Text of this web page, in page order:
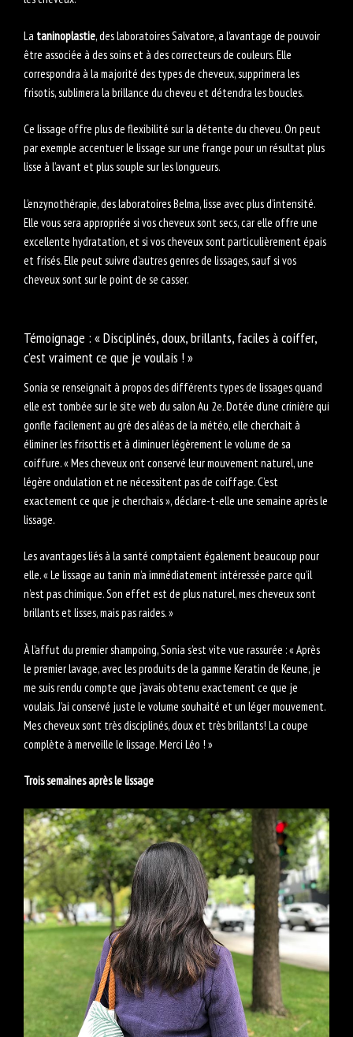
La taninoplastie, des laboratoires Salvatore, a l’avantage de pouvoir
être associée à des soins et à des correcteurs de couleurs. Elle
correspondra à la majorité des types de cheveux, supprimera les
frisotis, sublimera la brillance du cheveu et détendra les boucles.
Ce lissage offre plus de flexibilité sur la détente du cheveu. On peut
par exemple accentuer le lissage sur une frange pour un résultat plus
lisse à l’avant et plus souple sur les longueurs.
L’enzynothérapie, des laboratoires Belma, lisse avec plus d’intensité.
Elle vous sera appropriée si vos cheveux sont secs, car elle offre une
excellente hydratation, et si vos cheveux sont particulièrement épais
et frisés. Elle peut suivre d’autres genres de lissages, sauf si vos
cheveux sont sur le point de se casser.
Témoignage : « Disciplinés, doux, brillants, faciles à coiffer,
c’est vraiment ce que je voulais ! »
Sonia se renseignait à propos des différents types de lissages quand
elle est tombée sur le site web du salon Au 2e. Dotée d’une crinière qui
gonfle facilement au gré des aléas de la météo, elle cherchait à
éliminer les frisottis et à diminuer légèrement le volume de sa
coiffure. « Mes cheveux ont conservé leur mouvement naturel, une
légère ondulation et ne nécessitent pas de coiffage. C’est
exactement ce que je cherchais », déclare-t-elle une semaine après le
lissage.
Les avantages liés à la santé comptaient également beaucoup pour
elle. « Le lissage au tanin m’a immédiatement intéressée parce qu’il
n’est pas chimique. Son effet est de plus naturel, mes cheveux sont
brillants et lisses, mais pas raides. »
À l’affut du premier shampoing, Sonia s’est vite vue rassurée : « Après
le premier lavage, avec les produits de la gamme Keratin de Keune, je
me suis rendu compte que j’avais obtenu exactement ce que je
voulais. J’ai conservé juste le volume souhaité et un léger mouvement.
Mes cheveux sont très disciplinés, doux et très brillants! La coupe
complète à merveille le lissage. Merci Léo ! »
Trois semaines après le lissage